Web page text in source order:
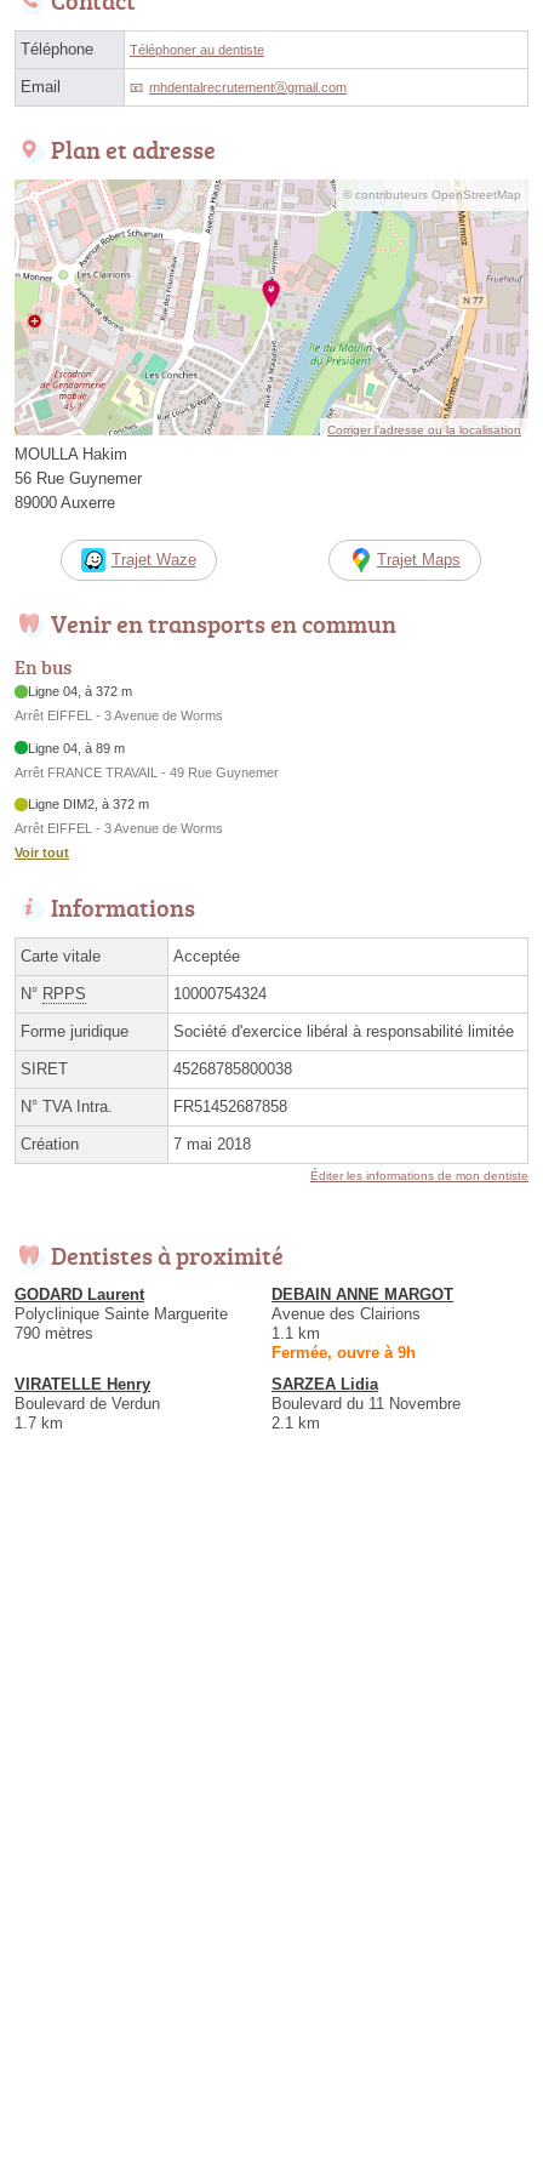
Téléphone Téléphoner au dentiste
Email mhdentalrecrutementⓐgmail.com
Plan et adresse
© contributeurs OpenStreetMap
Corriger l’adresse ou la localisation
MOULLA Hakim
56 Rue Guynemer
89000 Auxerre
Trajet Waze Trajet Maps
Venir en transports en commun
En bus
Ligne 04, à 372 m
Arrêt EIFFEL - 3 Avenue de Worms
Ligne 04, à 89 m
Arrêt FRANCE TRAVAIL - 49 Rue Guynemer
Ligne DIM2, à 372 m
Arrêt EIFFEL - 3 Avenue de Worms
Voir tout
Informations
Carte vitale Acceptée
N° RPPS 10000754324
Forme juridique Société d'exercice libéral à responsabilité limitée
SIRET 45268785800038
N° TVA Intra. FR51452687858
Création 7 mai 2018
Éditer les informations de mon dentiste
Dentistes à proximité
GODARD Laurent
Polyclinique Sainte Marguerite
790 mètres
DEBAIN ANNE MARGOT
Avenue des Clairions
1.1 km
Fermée, ouvre à 9h
VIRATELLE Henry
Boulevard de Verdun
1.7 km
SARZEA Lidia
Boulevard du 11 Novembre
2.1 km